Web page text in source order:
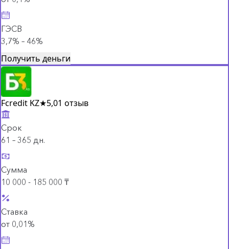
ГЭСВ
3,7% – 46%
Получить деньги
Fcredit KZ★5,01 отзыв
Срок
61 – 365 дн.
Сумма
10 000 - 185 000 ₸
Ставка
от 0,01%